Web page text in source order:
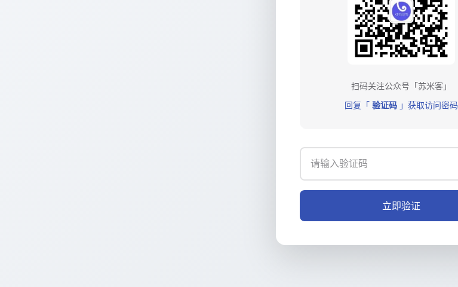
扫码关注公众号「苏米客」
回复「 验证码 」获取访问密码
立即验证